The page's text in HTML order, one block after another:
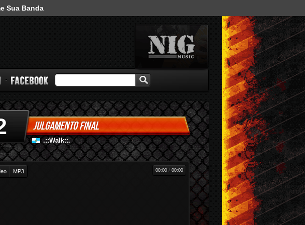
Sua Banda
FacebookJULGAMENTO FINAL
- .::Walk::.
MP3 00:00 / 00:00